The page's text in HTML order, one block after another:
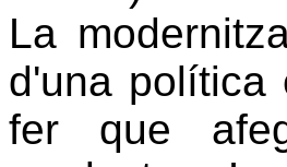
La
d'una política
fer que